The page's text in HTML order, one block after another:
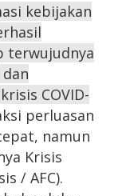
kebijakan
terwujudnya
COVID-
perluasan
namun
Krisis
/ AFC).